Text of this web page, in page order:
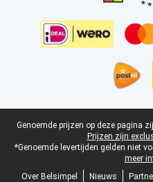
Juridische voettekst
Genoemde prijzen op deze pagina
Prijzen zijn
*Genoemde levertijden gelden niet
meer
Over Belsimpel
Nieuws